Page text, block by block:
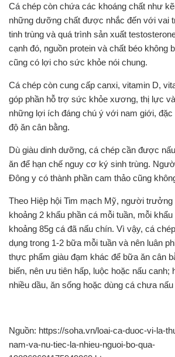
Cá chép còn chứa các khoáng chất như
những dưỡng chất được nhắc đến với vai
tinh trùng và quá trình sản xuất
cạnh đó, nguồn protein và chất béo không
cũng có lợi cho sức khỏe nói chung.
Cá chép còn cung cấp canxi, vitamin D,
góp phần hỗ trợ sức khỏe xương, thị lực
những lợi ích đáng chú ý với nam giới, đặc
độ ăn cân bằng.
Dù giàu dinh dưỡng, cá chép cần được
ăn để hạn chế nguy cơ ký sinh trùng.
Đông y có thành phần cam thảo cũng
Theo Hiệp hội Tim mạch Mỹ, người trưởng
khoảng 2 khẩu phần cá mỗi tuần, mỗi
khoảng 85g cá đã nấu chín. Vì vậy, cá
dụng trong 1-2 bữa mỗi tuần và nên luân
thực phẩm giàu đạm khác để bữa ăn cân
biến, nên ưu tiên hấp, luộc hoặc nấu canh;
nhiều dầu, ăn sống hoặc dùng cá chưa
Nguồn: https://soha.vn/loai-ca-duoc-vi-la-
nam-va-nu-tiec-la-nhieu-nguoi-bo-qua-